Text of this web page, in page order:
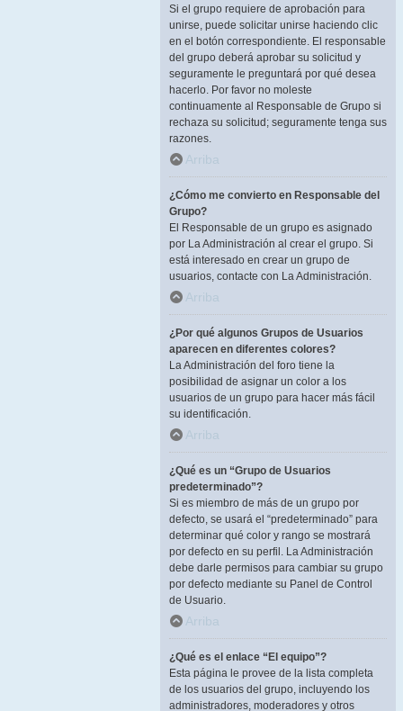
Si el grupo requiere de aprobación para
unirse, puede solicitar unirse haciendo clic
en el botón correspondiente. El responsable
del grupo deberá aprobar su solicitud y
seguramente le preguntará por qué desea
hacerlo. Por favor no moleste
continuamente al Responsable de Grupo si
rechaza su solicitud; seguramente tenga sus
razones.
Arriba
¿Cómo me convierto en Responsable del
Grupo?
El Responsable de un grupo es asignado
por La Administración al crear el grupo. Si
está interesado en crear un grupo de
usuarios, contacte con La Administración.
Arriba
¿Por qué algunos Grupos de Usuarios
aparecen en diferentes colores?
La Administración del foro tiene la
posibilidad de asignar un color a los
usuarios de un grupo para hacer más fácil
su identificación.
Arriba
¿Qué es un “Grupo de Usuarios
predeterminado”?
Si es miembro de más de un grupo por
defecto, se usará el “predeterminado” para
determinar qué color y rango se mostrará
por defecto en su perfil. La Administración
debe darle permisos para cambiar su grupo
por defecto mediante su Panel de Control
de Usuario.
Arriba
¿Qué es el enlace “El equipo”?
Esta página le provee de la lista completa
de los usuarios del grupo, incluyendo los
administradores, moderadores y otros